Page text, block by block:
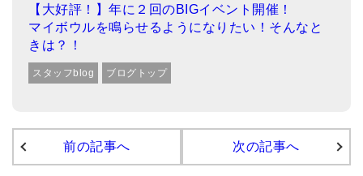
【大好評！】年に２回のBIGイベント開催！
マイボウルを鳴らせるようになりたい！そんなと
きは？！
スタッフblog ブログトップ
前の記事へ 次の記事へ